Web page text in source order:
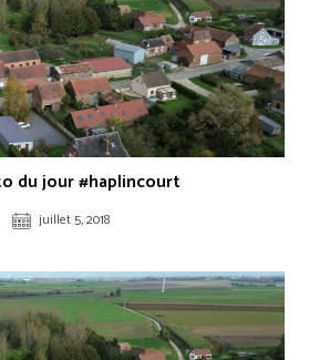
du jour #haplincourt
juillet 5, 2018